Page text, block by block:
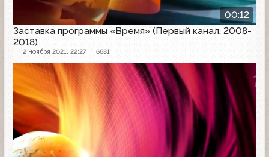
00:12
Заставка программы «Время» (Первый канал, 2008-
2018)
2 ноября 2021, 22:27 6681
Заставка программы